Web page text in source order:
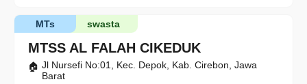
MTSS AL FALAH CIKEDUK
swasta
MTs
Jl Nursefi No:01, Kec. Depok, Kab. Cirebon, Jawa
Barat